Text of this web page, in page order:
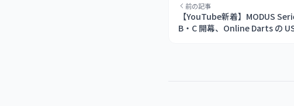
前の記事
【YouTube新着】MODUS
B・C 開幕、Online Darts の